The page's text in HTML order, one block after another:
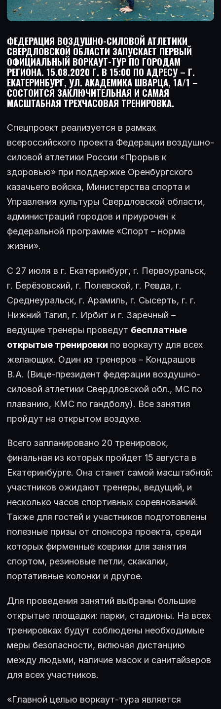
ФЕДЕРАЦИЯ ВОЗДУШНО-СИЛОВОЙ АТЛЕТИКИ
СВЕРДЛОВСКОЙ ОБЛАСТИ ЗАПУСКАЕТ ПЕРВЫЙ
ОФИЦИАЛЬНЫЙ ВОРКАУТ-ТУР ПО ГОРОДАМ
РЕГИОНА. 15.08.2020 Г. В 15:00 ПО АДРЕСУ – Г.
ЕКАТЕРИНБУРГ, УЛ. АКАДЕМИКА ШВАРЦА, 1А/1 –
СОСТОИТСЯ ЗАКЛЮЧИТЕЛЬНАЯ И САМАЯ
МАСШТАБНАЯ ТРЕХЧАСОВАЯ ТРЕНИРОВКА.
Спецпроект реализуется в рамках
всероссийского проекта Федерации воздушно-
силовой атлетики России «Прорыв к
здоровью» при поддержке Оренбургского
казачьего войска, Министерства спорта и
Управления культуры Свердловской области,
администраций городов и приурочен к
федеральной программе «Спорт – норма
жизни».
С 27 июля в г. Екатеринбург, г. Первоуральск,
г. Берёзовский, г. Полевской, г. Ревда, г.
Среднеуральск, г. Арамиль, г. Сысерть, г. г.
Нижний Тагил, г. Ирбит и г. Заречный –
ведущие тренеры проведут бесплатные
открытые тренировки по воркауту для всех
желающих. Один из тренеров – Кондрашов
В.А. (Вице-президент федерации воздушно-
силовой атлетики Свердловской обл., МС по
плаванию, КМС по гандболу). Все занятия
пройдут на открытом воздухе.
Всего запланировано 20 тренировок,
финальная из которых пройдет 15 августа в
Екатеринбурге. Она станет самой масштабной:
участников ожидают тренеры, ведущий, и
несколько часов спортивных соревнований.
Также для гостей и участников подготовлены
полезные призы от спонсора проекта, среди
которых фирменные коврики для занятия
спортом, резиновые петли, скакалки,
портативные колонки и другое.
Для проведения занятий выбраны большие
открытые площадки: парки, стадионы. На всех
тренировках будут соблюдены необходимые
меры безопасности, включая дистанцию
между людьми, наличие масок и санитайзеров
для всех участников.
«Главной целью воркаут-тура является